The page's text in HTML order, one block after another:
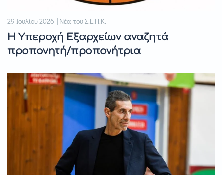
29 Ιουλίου 2026 | Νέα του Σ.Ε.Π.Κ.
Η Υπεροχή Εξαρχείων αναζητά
προπονητή/προπονήτρια